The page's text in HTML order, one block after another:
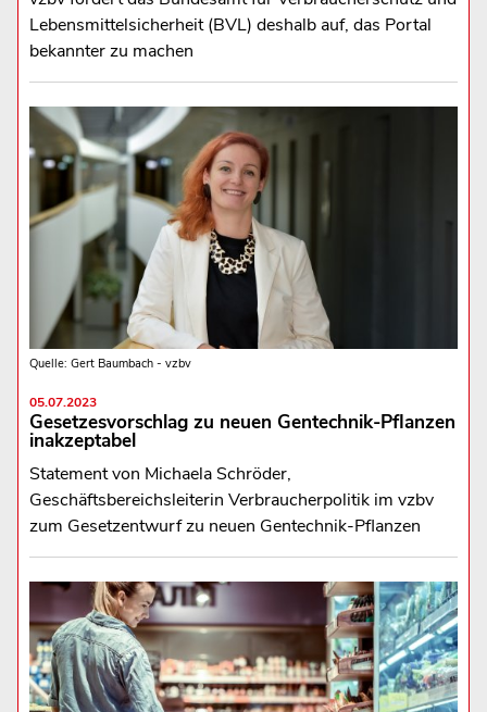
Lebensmittelsicherheit (BVL) deshalb auf, das Portal
bekannter zu machen
Quelle: Gert Baumbach - vzbv
05.07.2023
Gesetzesvorschlag zu neuen Gentechnik-Pflanzen
inakzeptabel
Statement von Michaela Schröder,
Geschäftsbereichsleiterin Verbraucherpolitik im vzbv
zum Gesetzentwurf zu neuen Gentechnik-Pflanzen